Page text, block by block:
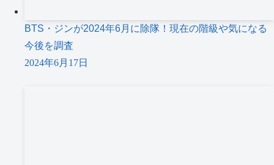
BTS・ジンが2024年6月に除隊！現在の階級や気になる
今後を調査
2024年6月17日